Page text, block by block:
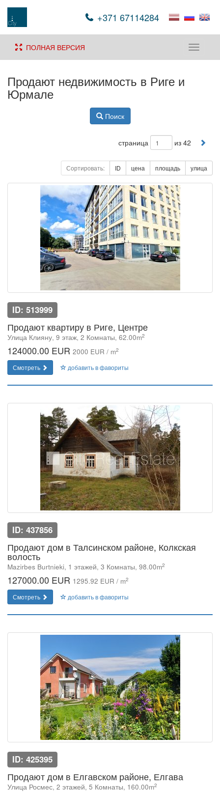
+371 67114284
Toggle
ПОЛНАЯ ВЕРСИЯ
Продают недвижимость в Риге и
Юрмале
Поиск
страница из 42
Сортировать: ID цена площадь улица
ID: 513999
Продают квартиру в Риге, Центре
Улица Клияну, 9 этаж, 2 Комнаты, 62.00m2
124000.00 EUR 2000 EUR / m2
Смотреть добавить в фавориты
ID: 437856
Продают дом в Талсинском районе, Колкская
волость
Mazirbes Burtnieki, 1 этажей, 3 Комнаты, 98.00m2
127000.00 EUR 1295.92 EUR / m2
Смотреть добавить в фавориты
ID: 425395
Продают дом в Елгавском районе, Елгава
Улица Росмес, 2 этажей, 5 Комнаты, 160.00m2